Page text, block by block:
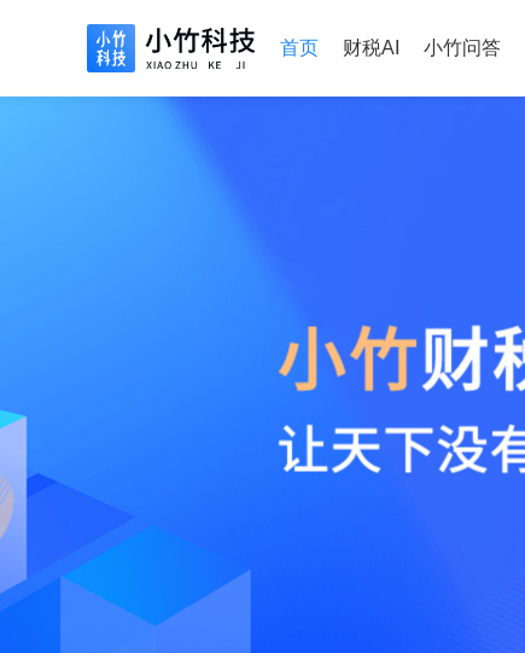
首页 财税AI 小竹问答